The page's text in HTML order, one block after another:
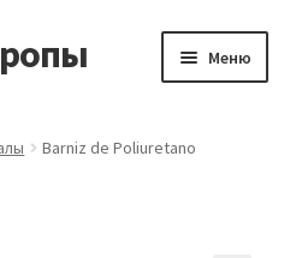
Меню
Barniz de Poliuretano